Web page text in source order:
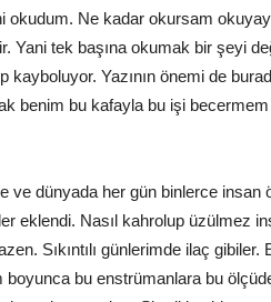
okudum. Ne kadar okursam
Yani tek başına okumak bir şeyi
kayboluyor. Yazının önemi de
benim bu kafayla bu işi
ve dünyada her gün binlerce insan
eklendi. Nasıl kahrolup üzülmez
Sıkıntılı günlerimde ilaç gibiler.
boyunca bu enstrümanlara bu